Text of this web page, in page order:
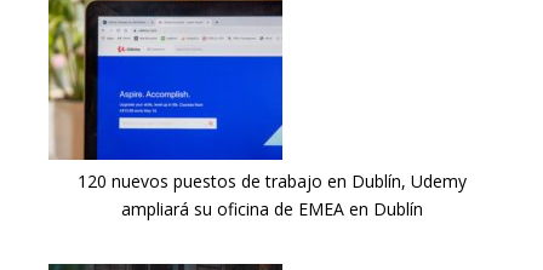
120 nuevos puestos de trabajo en Dublín, Udemy
ampliará su oficina de EMEA en Dublín